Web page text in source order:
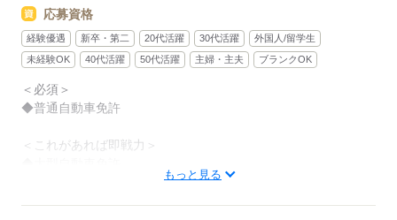
健康経営法人として予防接種費用の補助、
病院の再検査費用の補助など、
福利厚生も充実しているので
安心して腰を据えて働くことが可能です◎
安心・安定のキャリアを築きませんか？
商品を運ぶ際は台車やパレットを使用するので、
手積み手降ろしなしで女性の方も活躍中です◎
￣￣￣￣￣￣￣￣￣￣￣￣￣
21：00 出勤・点呼
22：00 物流センターにて積込
0：00 ホームセンターの店舗に配送、荷降ろし
3：00 配送、荷降ろし（2～3か所）
応募資格
経験優遇 新卒・第二 20代活躍 30代活躍
外国人/留学生
未経験OK
40代活躍 50代活躍 主婦・主夫 ブランクOK
＜必須＞
◆普通自動車免許
＜これがあれば即戦力＞
もっと見る